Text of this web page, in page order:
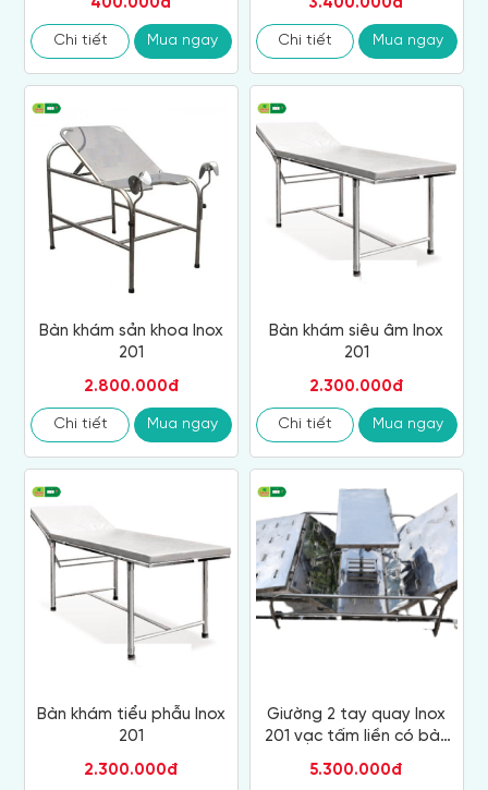
Chi tiết Mua ngay Chi tiết Mua ngay
Bàn khám sản khoa Inox
201
2.800.000đ
Chi tiết Mua ngay
Bàn khám siêu âm Inox
201
2.300.000đ
Chi tiết Mua ngay
Bàn khám tiểu phẫu Inox
201
2.300.000đ
Giường 2 tay quay Inox
201 vạc tấm liền có bàn
5.300.000đ